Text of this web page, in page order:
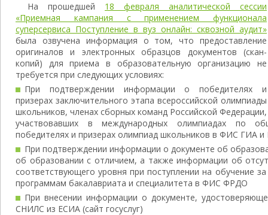
На прошедшей 18 февраля аналитической сессии
«Приемная кампания с применением функционала
суперсервиса Поступление в вуз онлайн: сквозной аудит»
была озвучена информация о том, что предоставление
оригиналов и электронных образцов документов (скан-
копий) для приема в образовательную организацию не
требуется при следующих условиях:
При подтверждении информации о победителях и
призерах заключительного этапа всероссийской олимпиады
школьников, членах сборных команд Российской Федерации,
участвовавших в международных олимпиадах по
победителях и призерах олимпиад школьников в ФИС ГИА и
При подтверждении информации о документе об
об образовании с отличием, а также информации об
соответствующего уровня при поступлении на обучение
программам бакалавриата и специалитета в ФИС ФРДО
При внесении информации о документе,
СНИЛС из ЕСИА (сайт госуслуг)